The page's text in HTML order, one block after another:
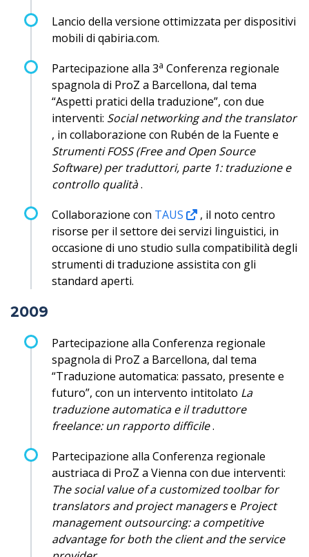
Lancio della versione ottimizzata per dispositivi
mobili di qabiria.com.
Partecipazione alla 3a Conferenza regionale
spagnola di ProZ a Barcellona, dal tema
“Aspetti pratici della traduzione”, con due
interventi: Social networking and the translator
, in collaborazione con Rubén de la Fuente e
Strumenti FOSS (Free and Open Source
Software) per traduttori, parte 1: traduzione e
controllo qualità.
Collaborazione con TAUS
, il noto centro
risorse per il settore dei servizi linguistici, in
occasione di uno studio sulla compatibilità degli
strumenti di traduzione assistita con gli
standard aperti.
2009
Partecipazione alla Conferenza regionale
spagnola di ProZ a Barcellona, dal tema
“Traduzione automatica: passato, presente e
futuro”, con un intervento intitolato La
traduzione automatica e il traduttore
freelance: un rapporto difficile.
Partecipazione alla Conferenza regionale
austriaca di ProZ a Vienna con due interventi:
The social value of a customized toolbar for
translators and project managerse Project
management outsourcing: a competitive
advantage for both the client and the service